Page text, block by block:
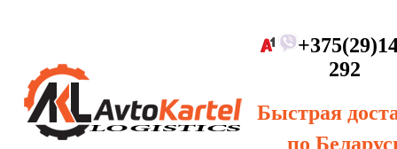
292
Быстрая
по